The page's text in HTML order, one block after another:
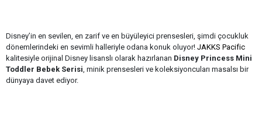
Disney’in en sevilen, en zarif ve en büyüleyici prensesleri, şimdi çocukluk
dönemlerindeki en sevimli halleriyle odana konuk oluyor! JAKKS Pacific
kalitesiyle orijinal Disney lisanslı olarak hazırlanan Disney Princess Mini
Toddler Bebek Serisi , minik prensesleri ve koleksiyoncuları masalsı bir
dünyaya davet ediyor.